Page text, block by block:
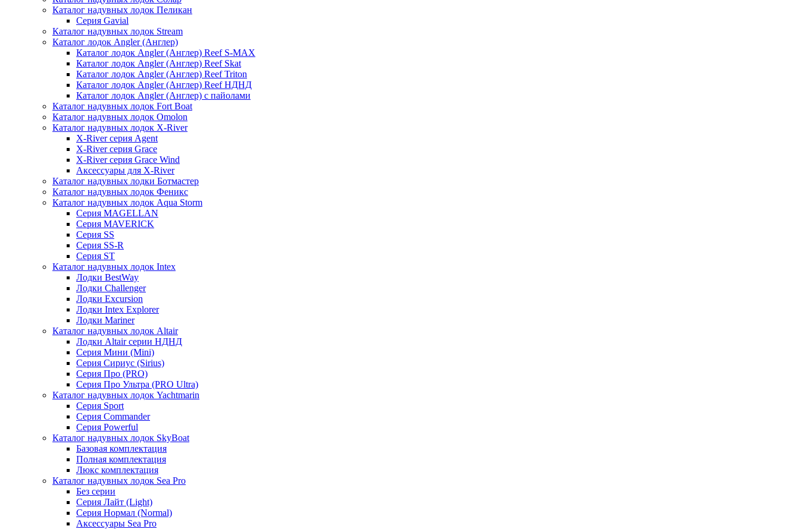
Каталог надувных лодок Пеликан
Серия Gavial
Каталог надувных лодок Stream
Каталог лодок Angler (Англер)
Каталог лодок Angler (Англер) Reef S-MAX
Каталог лодок Angler (Англер) Reef Skat
Каталог лодок Angler (Англер) Reef Triton
Каталог лодок Angler (Англер) Reef НДНД
Каталог лодок Angler (Англер) с пайолами
Каталог надувных лодок Fort Boat
Каталог надувных лодок Omolon
Каталог надувных лодок X-River
X-River серия Agent
X-River серия Grace
X-River серия Grace Wind
Аксессуары для X-River
Каталог надувных лодки Ботмастер
Каталог надувных лодок Феникc
Каталог надувных лодок Aqua Storm
Серия MAGELLAN
Серия MAVERICK
Серия SS
Серия SS-R
Серия ST
Каталог надувных лодок Intex
Лодки BestWay
Лодки Challenger
Лодки Excursion
Лодки Intex Explorer
Лодки Mariner
Каталог надувных лодок Altair
Лодки Altair серии НДНД
Серия Мини (Mini)
Серия Сириус (Sirius)
Серия Про (PRO)
Серия Про Ультра (PRO Ultra)
Каталог надувных лодок Yachtmarin
Серия Sport
Серия Commander
Серия Powerful
Каталог надувных лодок SkyBoat
Базовая комплектация
Полная комплектация
Люкс комплектация
Каталог надувных лодок Sea Pro
Без серии
Серия Лайт (Light)
Серия Нормал (Normal)
Аксессуары Sea Pro